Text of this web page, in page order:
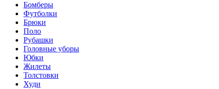
Бомберы
Футболки
Брюки
Поло
Рубашки
Головные уборы
Юбки
Жилеты
Толстовки
Худи